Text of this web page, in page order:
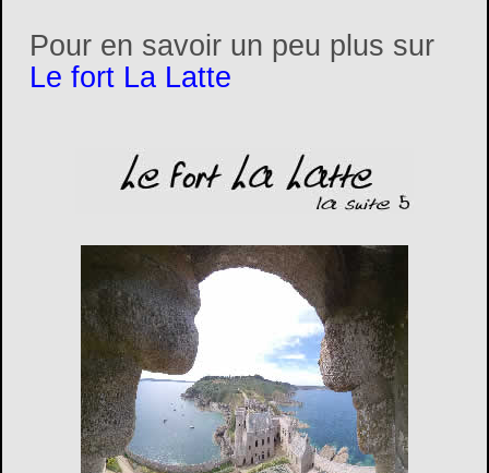
Pour en savoir un peu plus sur
Le fort La Latte